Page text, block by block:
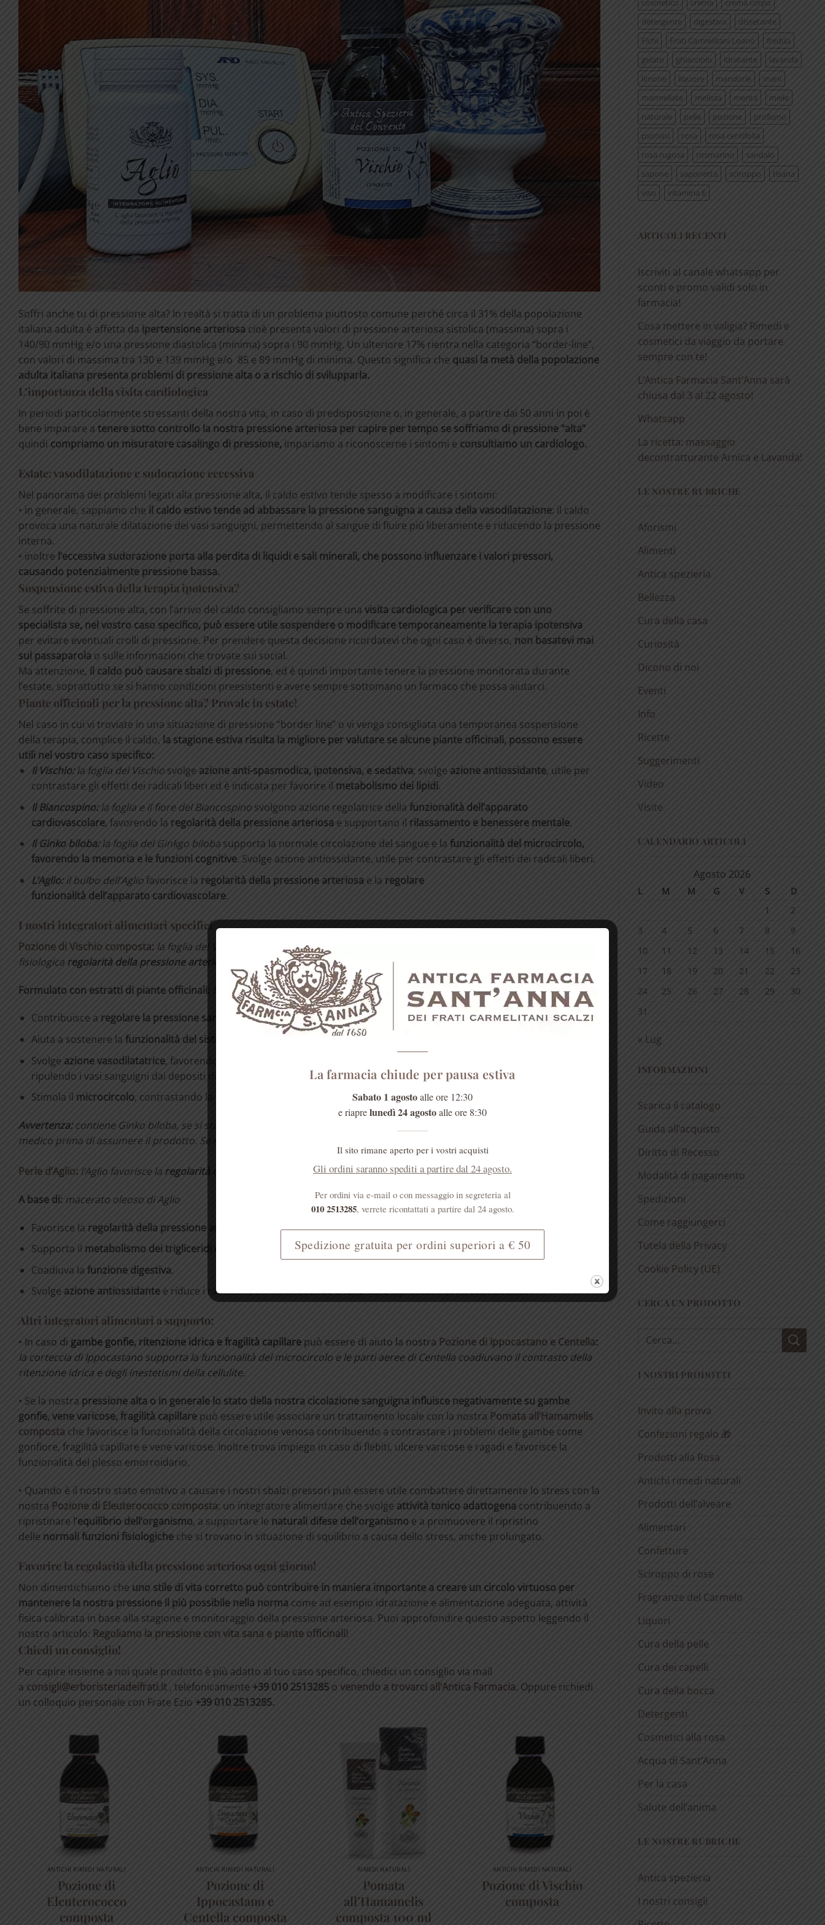
Soffri anche tu di pressione alta? In realtà si tratta di un problema piuttosto comune perché circa il 31% della popolazione
italiana adulta è affetta da ipertensione arteriosa cioè presenta valori di pressione arteriosa sistolica (massima) sopra i
140/90 mmHg e/o una pressione diastolica (minima) sopra i 90 mmHg. Un ulteriore 17% rientra nella categoria “border-line”,
con valori di massima tra 130 e 139 mmHg e/o 85 e 89 mmHg di minima. Questo significa che quasi la metà della popolazione
adulta italiana presenta problemi di pressione alta o a rischio di svilupparla.
L’importanza della visita cardiologica
In periodi particolarmente stressanti della nostra vita, in caso di predisposizione o, in generale, a partire dai 50 anni in poi è
bene imparare a tenere sotto controllo la nostra pressione arteriosa per capire per tempo se soffriamo di pressione “alta”
quindi compriamo un misuratore casalingo di pressione, impariamo a riconoscerne i sintomi e consultiamo un cardiologo.
Estate: vasodilatazione e sudorazione eccessiva
Nel panorama dei problemi legati alla pressione alta, il caldo estivo tende spesso a modificare i sintomi:
• in generale, sappiamo che il caldo estivo tende ad abbassare la pressione sanguigna a causa della vasodilatazione: il caldo
provoca una naturale dilatazione dei vasi sanguigni, permettendo al sangue di fluire più liberamente e riducendo la pressione
interna.
• inoltre l’eccessiva sudorazione porta alla perdita di liquidi e sali minerali, che possono influenzare i valori pressori,
causando potenzialmente pressione bassa.
Sospensione estiva della terapia ipotensiva?
Se soffrite di pressione alta, con l’arrivo del caldo consigliamo sempre una visita cardiologica per verificare con uno
specialista se, nel vostro caso specifico, può essere utile sospendere o modificare temporaneamente la terapia ipotensiva
per evitare eventuali crolli di pressione. Per prendere questa decisione ricordatevi che ogni caso è diverso, non basatevi mai
sul passaparola o sulle informazioni che trovate sui social.
Ma attenzione, il caldo può causare sbalzi di pressione, ed è quindi importante tenere la pressione monitorata durante
l’estate, soprattutto se si hanno condizioni preesistenti e avere sempre sottomano un farmaco che possa aiutarci.
Piante officinali per la pressione alta? Provale in estate!
Nel caso in cui vi troviate in una situazione di pressione “border line” o vi venga consigliata una temporanea sospensione
della terapia, complice il caldo, la stagione estiva risulta la migliore per valutare se alcune piante officinali, possono essere
utili nel vostro caso specifico:
Il Vischio:la foglia del Vischiosvolge azione anti-spasmodica, ipotensiva, e sedativa; svolge azione antiossidante, utile per
contrastare gli effetti dei radicali liberi ed è indicata per favorire il metabolismo dei lipidi.
Il Biancospino:la foglia e il fiore del Biancospino svolgono azione regolatrice della funzionalità dell’apparato
cardiovascolare, favorendo la regolarità della pressione arteriosa e supportano il rilassamento e benessere mentale.
Il Ginko biloba:la foglia del Ginkgo biloba supporta la normale circolazione del sangue e la funzionalità del microcircolo,
favorendo la memoria e le funzioni cognitive. Svolge azione antiossidante, utile per contrastare gli effetti dei radicali liberi.
L’Aglio:il bulbo dell’Agliofavorisce la regolarità della pressione arteriosa e la regolare
funzionalità dell’apparato cardiovascolare.
I nostri integratori alimentari specifici
Pozione di Vischio composta: la foglia del Vischio svolge un’azione antiossidante
fisiologica regolarità della pressione arteriosa
Formulato con estratti di piante officinali: fogliadiVischio,fioreefoglia diBiancospino,foglia di Ginkgo biloba.
Contribuisce a regolare la pressione sanguigna.
Aiuta a sostenere la funzionalità del sistema cardiocircolatorio e favorire il
Svolge azione vasodilatatrice, favorendo l’irrorazione sanguigna dei tessuti, rafforzando l’apparato cardiocircolatorio e
ripulendo i vasi sanguigni dai depositi di radicali liberi.
Stimola il microcircolo, contrastando la e l’accumulo dei liquidi in eccesso.
Avvertenza:contiene Ginko biloba, se si stanno assumendo farmaci anticoagulanti o antiaggreganti piastrinici consultare il
medico prima di assumere il prodotto. Se ne sconsiglia l’uso in gravidanza e durante l’allattamento.
Perle d’Aglio: l’Aglio favorisce la regolarità della pressione arteriosa.
A base di: macerato oleoso di Aglio
Favorisce la regolarità della pressione arteriosa regolare funzionalitàdell’apparatocardiovascolare.
Supporta il metabolismo dei trigliceridi
Coadiuva la funzione digestiva.
Svolge azione antiossidante e riduce i radicali liberi contribuendo a rallentare il processo di invecchiamento.
Altri integratori alimentari a supporto:
• In caso di gambe gonfie, ritenzione idrica e fragilità capillare può essere di aiuto la nostra Pozione di Ippocastano e Centella:
la corteccia di Ippocastano supporta la funzionalità del microcircolo e le parti aeree di Centella coadiuvano il contrasto della
ritenzione idrica e degli inestetismi della cellulite.
• Se la nostra pressione alta o in generale lo stato della nostra cicolazione sanguigna influisce negativamente su gambe
gonfie, vene varicose, fragilità capillare può essere utile associare un trattamento locale con la nostra Pomata all’Hamamelis
composta che favorisce la funzionalità della circolazione venosa contribuendo a contrastare i problemi delle gambe come
gonfiore, fragilità capillare e vene varicose. Inoltre trova impiego in caso di flebiti, ulcere varicose e ragadi e favorisce la
funzionalità del plesso emorroidario.
• Quando è il nostro stato emotivo a causare i nostri sbalzi pressori può essere utile combattere direttamente lo stress con la
nostra Pozione di Eleuterococco composta: un integratore alimentare che svolge attività tonico adattogena contribuendo a
ripristinare l’equilibrio dell’organismo, a supportare le naturali difese dell’organismo e a promuovere il ripristino
delle normali funzioni fisiologiche che si trovano in situazione di squilibrio a causa dello stress, anche prolungato.
Favorire la regolarità della pressione arteriosa ogni giorno!
Non dimentichiamo che uno stile di vita corretto può contribuire in maniera importante a creare un circolo virtuoso per
mantenere la nostra pressione il più possibile nella norma come ad esempio idratazione e alimentazione adeguata, attività
fisica calibrata in base alla stagione e monitoraggio della pressione arteriosa. Puoi approfondire questo aspetto leggendo il
nostro articolo: Regoliamo la pressione con vita sana e piante officinali!
Chiedi un consiglio!
Per capire insieme a noi quale prodotto è più adatto al tuo caso specifico, chiedici un consiglio via mail
a consigli@erboristeriadeifrati.it , telefonicamente +39 010 2513285 o venendo a trovarci all’Antica Farmacia. Oppure richiedi
un colloquio personale con Frate Ezio +39 010 2513285.
ANTICHI RIMEDI NATURALI
Pozione di
Eleuterococco
composta
ANTICHI RIMEDI NATURALI
Pozione di
Ippocastano e
Centella composta
RIMEDI NATURALI
Pomata
all’Hamamelis
composta 100 ml
ANTICHI RIMEDI NATURALI
Pozione di Vischio
composta
cosmetico
crema
crema corpo
detergente
digestivo
dissetante
Fichi
Frati Carmelitani Loano
fredda
gelato
ghiacciolo idratante
lavanda
limone
liquore mandorle
mani
marmellate
melissa menta
miele
naturale
pelle pozione
profumo
psoriasi
rosa
rosa centifolia
rosa rugosa
rosmarino
sandalo
sapone
saponetta sciroppo
tisana
viso
vitamina E
ARTICOLI RECENTI
Iscriviti al canale whatsapp per
sconti e promo validi solo in
farmacia!
Cosa mettere in valigia? Rimedi e
cosmetici da viaggio da portare
sempre con te!
L’Antica Farmacia Sant’Anna sarà
chiusa dal 3 al 22 agosto!
Whatsapp
La ricetta: massaggio
decontratturante Arnica e Lavanda!
LE NOSTRE RUBRICHE
Aforismi
Alimenti
Antica spezieria
Bellezza
Cura della casa
Curiosità
Dicono di noi
Eventi
Info
Ricette
Suggerimenti
Video
Visite
CALENDARIO ARTICOLI
Agosto 2026
L M M G V S
D
1
2
3
4 5 6 7 8
9
10
11 12 13 14 15
16
17
18 19 20 21 22
23
24
25 26 27 28 29
30
31
« Lug
INFORMAZIONI
Scarica il catalogo
Guida all’acquisto
Diritto di Recesso
Modalità di pagamento
Spedizioni
Come raggiungerci
Tutela della Privacy
Cookie Policy (UE)
CERCA UN PRODOTTO
Cerca:
I NOSTRI PRODOTTI
Invito alla prova
Confezioni regalo 🎁
Prodotti alla Rosa
Antichi rimedi naturali
Prodotti dell’alveare
Alimentari
Confetture
Sciroppo di rose
Fragranze del Carmelo
Liquori
Cura della pelle
Cura dei capelli
Cura della bocca
Detergenti
Cosmetici alla rosa
Acqua di Sant’Anna
Per la casa
Salute dell’anima
LE NOSTRE RUBRICHE
Antica spezieria
I nostri consigli
La farmacia chiude per pausa estiva
Sabato 1 agostoalle ore 12:30
e riaprelunedì 24 agostoalle ore 8:30
Il sito rimane aperto per i vostri acquisti
Gli ordini saranno spediti a partire dal 24 agosto.
Per ordini via e-mail o con messaggio in segreteria al
010 2513285, verrete ricontattati a partire dal 24 agosto.
Spedizione gratuita per ordini superiori a € 50